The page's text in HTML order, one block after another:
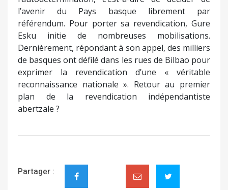
l’avenir du Pays basque librement par
référendum. Pour porter sa revendication, Gure
Esku initie de nombreuses mobilisations.
Dernièrement, répondant à son appel, des milliers
de basques ont défilé dans les rues de Bilbao pour
exprimer la revendication d’une « véritable
reconnaissance nationale ». Retour au premier
plan de la revendication indépendantiste
abertzale ?
Partager :